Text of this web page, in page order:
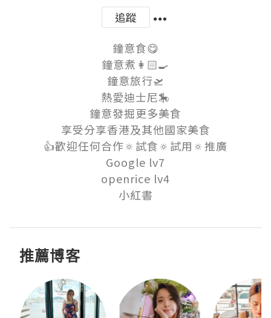
追蹤
鐘意食😋
鐘意煮👩🏻‍🍳
鐘意旅行🛫
熱愛迪士尼🎠
鐘意發掘更多美食
享受分享香港及其他國家美食
👍歡迎任何合作🔅試食🔅試用🔅推廣
Google lv7
openrice lv4
小紅書
推薦博客